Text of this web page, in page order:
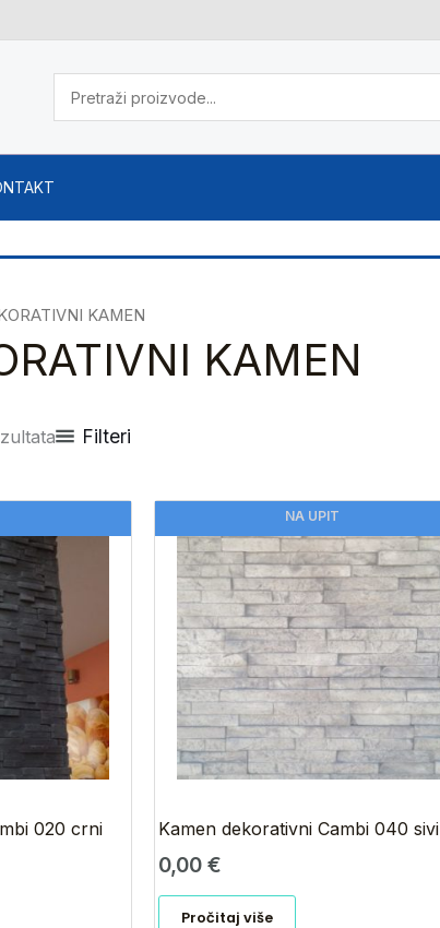
KAMEN
KAMEN
Filteri
020 crni
NA UPIT
Kamen dekorativni Cambi 040 sivi
0,00 €
Pročitaj više